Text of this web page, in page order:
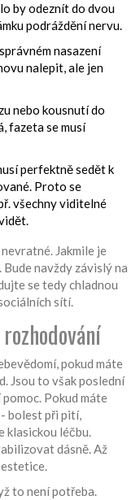
by odeznít do dvou
podráždění nervu.
nasazení
nalepit, ale jen
nebo kousnutí do
fazeta se musí
perfektně sedět k
Proto se
všechny viditelné
Jakmile je
navždy závislý na
se tedy chladnou
sítí.
pokud máte
Jsou to však poslední
Pokud máte
bolest při pití,
klasickou léčbu.
dásně. Až
to není potřeba.